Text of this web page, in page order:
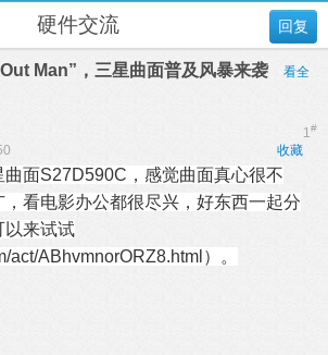
回复
硬件交流
Man”，三星曲面普及风暴来袭
看全
1#
收藏
曲面S27D590C，感觉曲面真心很不
看电影办公都很尽兴，好东西一起分
以来试试
act/ABhvmnorORZ8.html）。